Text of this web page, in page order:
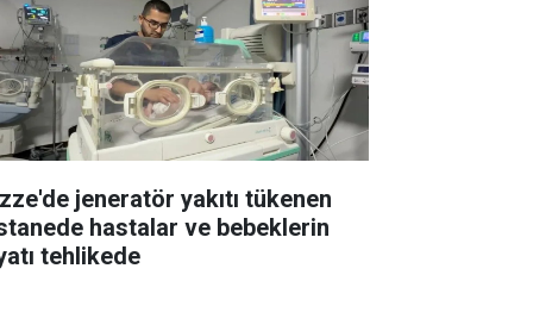
jeneratör yakıtı tükenen
hastalar ve bebeklerin
tehlikede